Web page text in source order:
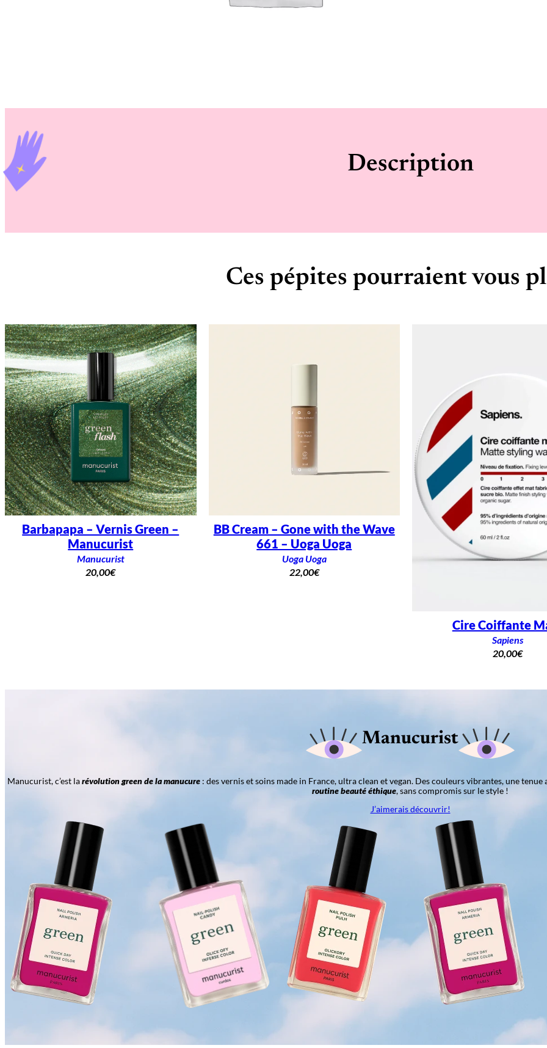
Description
Ces pépites pourraient vous
Barbapapa – Vernis Green –
Manucurist
Manucurist
20,00€
BB Cream – Gone with the Wave
661 – Uoga Uoga
Uoga Uoga
22,00€
Cire Coiffante
Sapiens
20,00€
Manucurist
Manucurist, c’est larévolution green de la manucure: des vernis et soins made in France, ultra clean et vegan. Des couleurs vibrantes, une tenue
routine beauté éthique, sans compromis sur le style !
J’aimerais découvrir!